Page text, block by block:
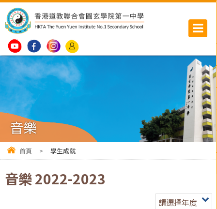
音樂
首頁 > 學生成就
音樂 2022-2023
請選擇年度